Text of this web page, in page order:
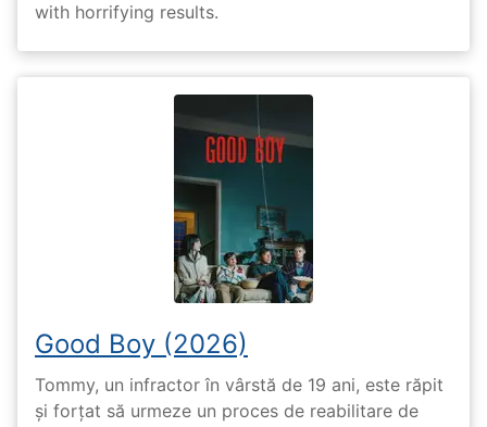
with horrifying results.
Good Boy (2026)
Tommy, un infractor în vârstă de 19 ani, este răpit
și forțat să urmeze un proces de reabilitare de